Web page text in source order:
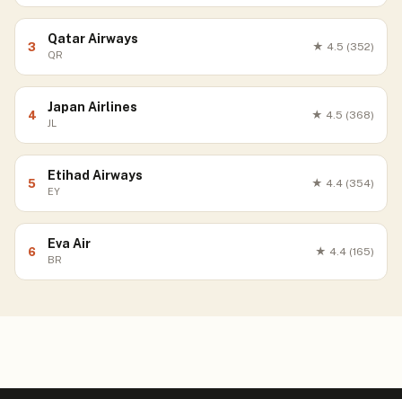
3
Qatar Airways
QR
★ 4.5 (352)
4
Japan Airlines
JL
★ 4.5 (368)
5
Etihad Airways
EY
★ 4.4 (354)
6
Eva Air
BR
★ 4.4 (165)